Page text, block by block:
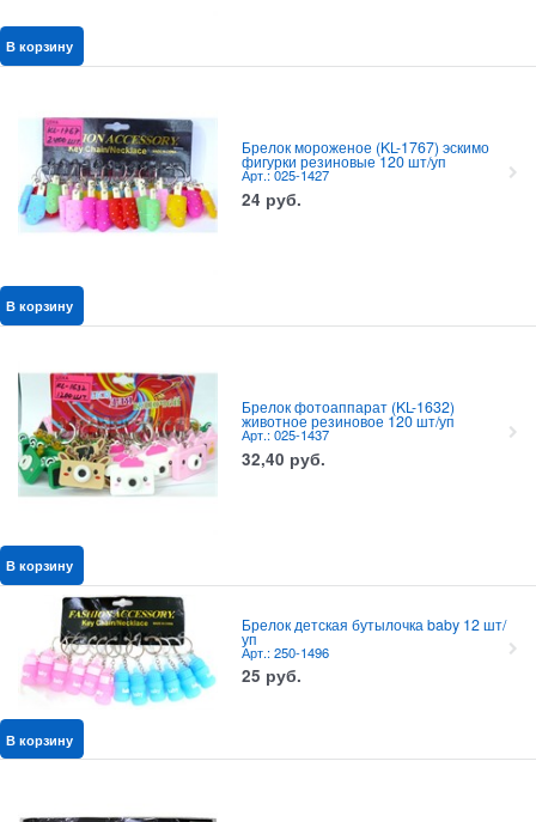
В корзину
Брелок мороженое (KL-1767) эскимо
фигурки резиновые 120 шт/уп
Арт.: 025-1427
24 руб.
В корзину
Брелок фотоаппарат (KL-1632)
животное резиновое 120 шт/уп
Арт.: 025-1437
32,40 руб.
В корзину
Брелок детская бутылочка baby 12 шт/
уп
Арт.: 250-1496
25 руб.
В корзину